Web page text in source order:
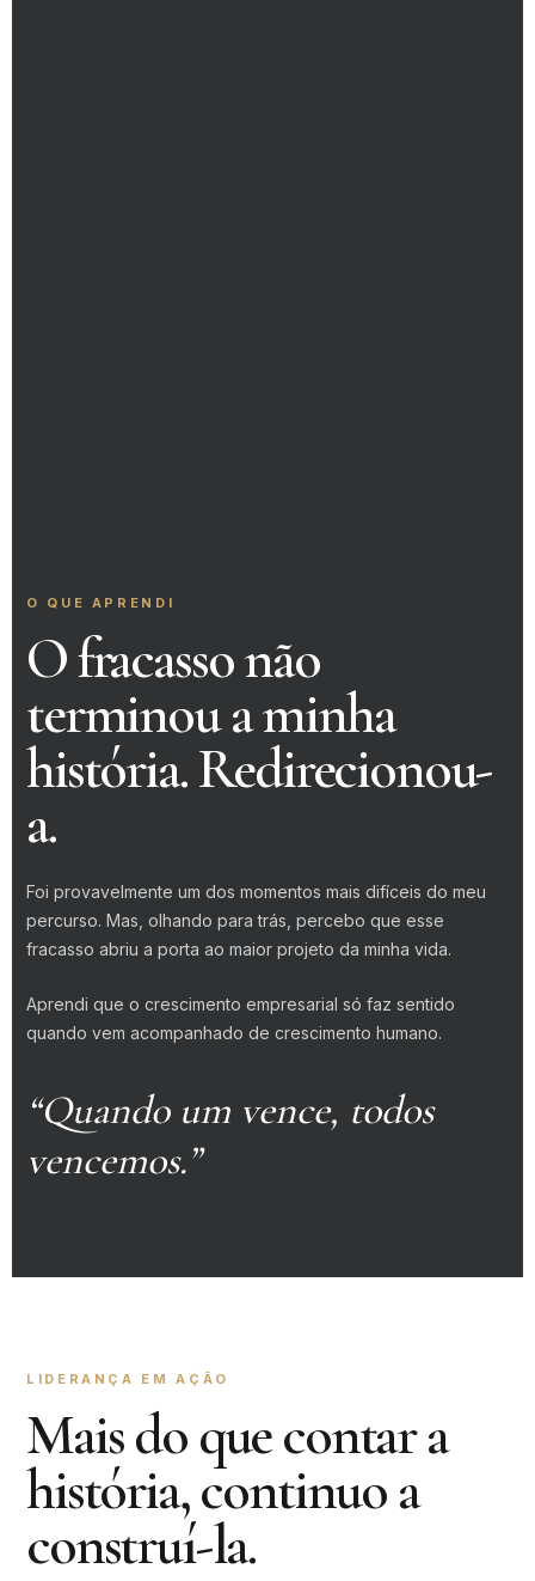
O QUE APRENDI
O fracasso não
terminou a minha
história. Redirecionou-
a.
Foi provavelmente um dos momentos mais difíceis do meu
percurso. Mas, olhando para trás, percebo que esse
fracasso abriu a porta ao maior projeto da minha vida.
Aprendi que o crescimento empresarial só faz sentido
quando vem acompanhado de crescimento humano.
“Quando um vence, todos
vencemos.”
LIDERANÇA EM AÇÃO
Mais do que contar a
história, continuo a
construí-la.